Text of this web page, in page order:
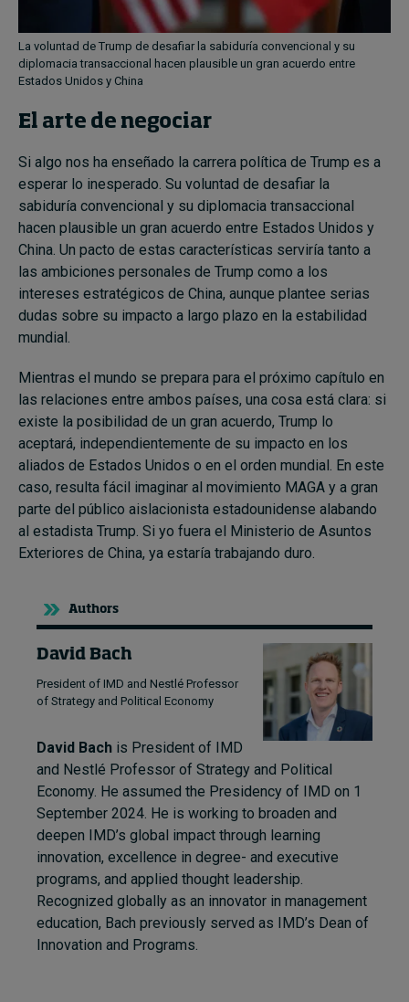
La voluntad de Trump de desafiar la sabiduría convencional y su
diplomacia transaccional hacen plausible un gran acuerdo entre
Estados Unidos y China
El arte de negociar
Si algo nos ha enseñado la carrera política de Trump es a
esperar lo inesperado. Su voluntad de desafiar la
sabiduría convencional y su diplomacia transaccional
hacen plausible un gran acuerdo entre Estados Unidos y
China. Un pacto de estas características serviría tanto a
las ambiciones personales de Trump como a los
intereses estratégicos de China, aunque plantee serias
dudas sobre su impacto a largo plazo en la estabilidad
mundial.
Mientras el mundo se prepara para el próximo capítulo en
las relaciones entre ambos países, una cosa está clara: si
existe la posibilidad de un gran acuerdo, Trump lo
aceptará, independientemente de su impacto en los
aliados de Estados Unidos o en el orden mundial. En este
caso, resulta fácil imaginar al movimiento MAGA y a gran
parte del público aislacionista estadounidense alabando
al estadista Trump. Si yo fuera el Ministerio de Asuntos
Exteriores de China, ya estaría trabajando duro.
Authors
David Bach
President of IMD and Nestlé Professor
of Strategy and Political Economy
David Bach is President of IMD
and Nestlé Professor of Strategy and Political
Economy. He assumed the Presidency of IMD on 1
September 2024. He is working to broaden and
deepen IMD’s global impact through learning
innovation, excellence in degree- and executive
programs, and applied thought leadership.
Recognized globally as an innovator in management
education, Bach previously served as IMD’s Dean of
Innovation and Programs.